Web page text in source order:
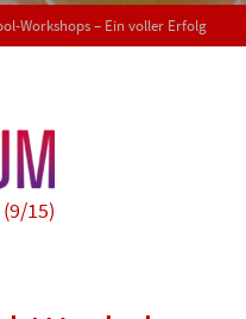
Workshops – Ein voller Erfolg
15)